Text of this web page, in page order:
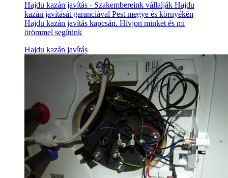
Hajdu kazán javítás - Szakembereink vállalják Hajdu
kazán javítását garanciával Pest megye és környékén
Hajdu kazán javítás kapcsán. Hívjon minket és mi
örömmel segítünk
Hajdu kazán javítás